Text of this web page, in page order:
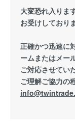
大変恐れ入りま
お受けしており
正確かつ迅速に
ームまたはメー
ご対応させてい
ご理解ご協力の